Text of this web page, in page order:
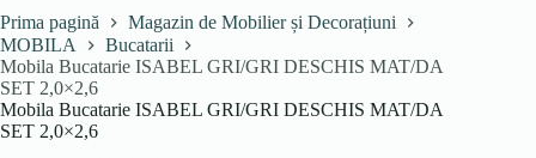
Prima pagină
Magazin de Mobilier și Decorațiuni
MOBILA
Bucatarii
Mobila Bucatarie ISABEL GRI/GRI DESCHIS MAT/DA
SET 2,0×2,6
Mobila Bucatarie ISABEL GRI/GRI DESCHIS MAT/DA
SET 2,0×2,6